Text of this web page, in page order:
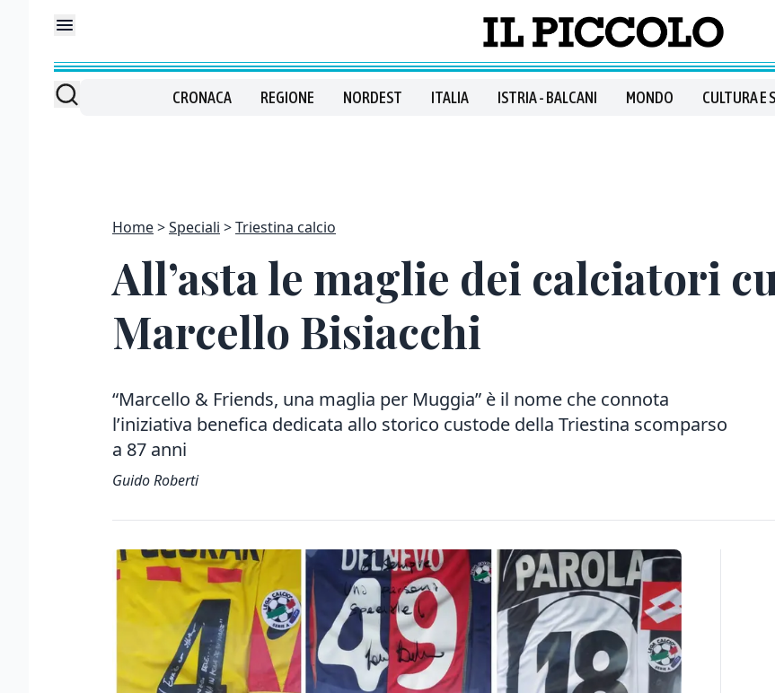
CRONACA REGIONE NORDEST ITALIA ISTRIA - BALCANI MONDO CULTURA E
Home Speciali Triestina calcio
All’asta le maglie dei calciatori
Marcello Bisiacchi
“Marcello & Friends, una maglia per Muggia” è il nome che connota
l’iniziativa benefica dedicata allo storico custode della Triestina scomparso
a 87 anni
Guido Roberti